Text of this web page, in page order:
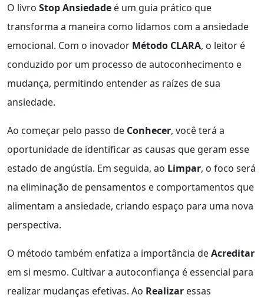
O livro Stop Ansiedade é um guia prático que
transforma a maneira como lidamos com a ansiedade
emocional. Com o inovador Método CLARA, o leitor é
conduzido por um processo de autoconhecimento e
mudança, permitindo entender as raízes de sua
ansiedade.
Ao começar pelo passo de Conhecer, você terá a
oportunidade de identificar as causas que geram esse
estado de angústia. Em seguida, ao Limpar, o foco será
na eliminação de pensamentos e comportamentos que
alimentam a ansiedade, criando espaço para uma nova
perspectiva.
O método também enfatiza a importância deAcreditar
em si mesmo. Cultivar a autoconfiança é essencial para
realizar mudanças efetivas. Ao Realizar essas